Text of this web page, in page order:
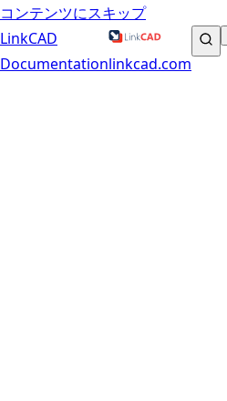
コンテンツにスキップ
LinkCAD
Documentationlinkcad.com